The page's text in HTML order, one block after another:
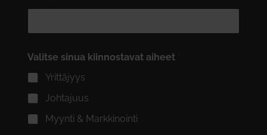
Valitse sinua kiinnostavat aiheet *
Yrittäjyys
Johtajuus
Myynti & Markkinointi